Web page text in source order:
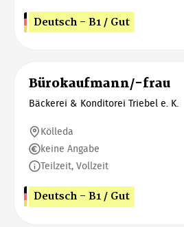
Deutsch - B1 / Gut
Bürokaufmann/-frau
Bäckerei & Konditorei Triebel e. K.
Kölleda
keine Angabe
Teilzeit, Vollzeit
Deutsch - B1 / Gut